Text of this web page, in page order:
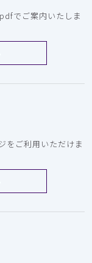
でご案内いたしま
をご利用いただけま